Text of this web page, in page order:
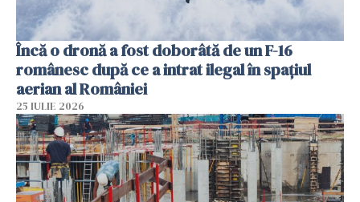
Încă o dronă a fost doborâtă de un F-16
românesc după ce a intrat ilegal în spațiul
aerian al României
25 IULIE 2026